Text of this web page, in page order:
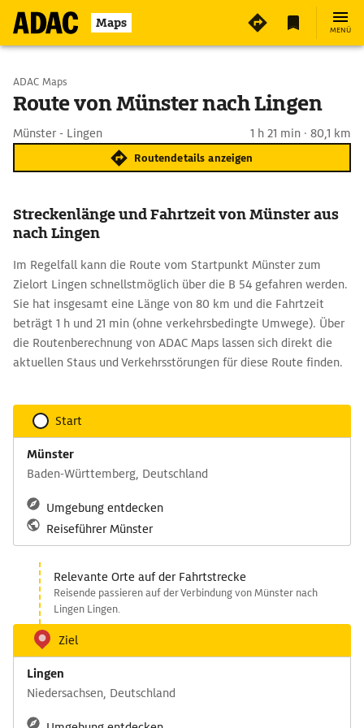
Maps MENÜ
Start wählen
ADAC Maps
Route von Münster nach Lingen
Münster - Lingen 1 h 21 min · 80,1 km
Routendetails anzeigen
Streckenlänge und Fahrtzeit von Münster aus
nach Lingen
Im Regelfall kann die Route vom Startpunkt Münster zum
Zielort Lingen schnellstmöglich über die B 54 gefahren werden.
Sie hat insgesamt eine Länge von 80 km und die Fahrtzeit
beträgt 1 h und 21 min (ohne verkehrsbedingte Umwege). Über
die Routenberechnung von ADAC Maps lassen sich direkt die
aktuellen Staus und Verkehrsstörungen für diese Route finden.
Start
Münster
Baden-Württemberg, Deutschland
Umgebung entdecken
Reiseführer Münster
Relevante Orte auf der Fahrtstrecke
Reisende passieren auf der Verbindung von Münster nach
Lingen Lingen.
Ziel
Lingen
Niedersachsen, Deutschland